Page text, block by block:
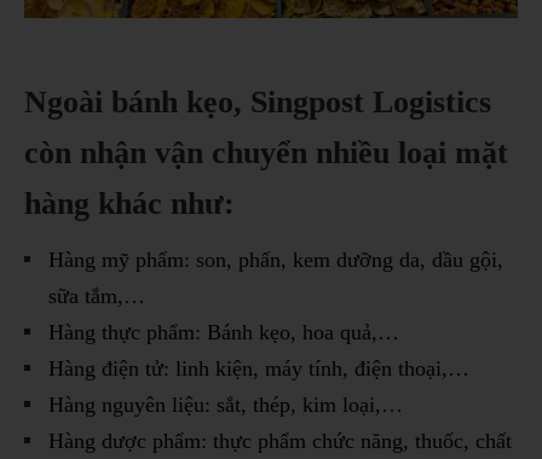
Ngoài bánh kẹo, Singpost Logistics
còn nhận vận chuyển nhiều loại mặt
hàng khác như:
Hàng mỹ phẩm: son, phấn, kem dưỡng da, dầu gội,
sữa tắm,…
Hàng thực phẩm: Bánh kẹo, hoa quả,…
Hàng điện tử: linh kiện, máy tính, điện thoại,…
Hàng nguyên liệu: sắt, thép, kim loại,…
Hàng dược phẩm: thực phẩm chức năng, thuốc, chất